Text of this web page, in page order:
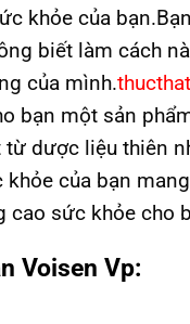
khỏe của
biết làm cách
của mình.
bạn một sản
từ dược liệu thiên
khỏe của bạn
cao sức khỏe cho
Voisen Vp: